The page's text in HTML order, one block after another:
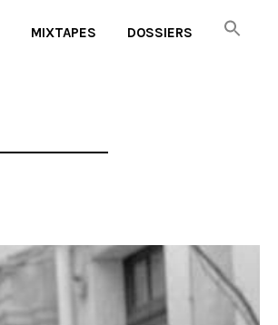
MIXTAPES DOSSIERS